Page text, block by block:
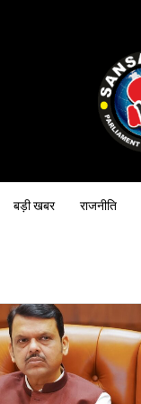
बड़ी खबर राजनीति